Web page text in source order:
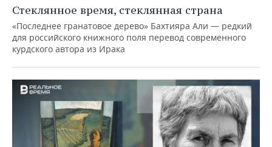
Стеклянное время, стеклянная страна
«Последнее гранатовое дерево» Бахтияра Али — редкий
для российского книжного поля перевод современного
курдского автора из Ирака